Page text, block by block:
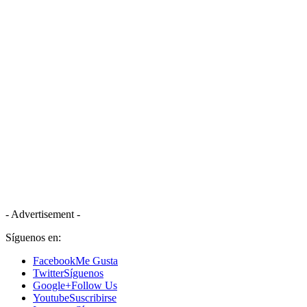
- Advertisement -
Síguenos en:
FacebookMe Gusta
TwitterSíguenos
Google+Follow Us
YoutubeSuscribirse